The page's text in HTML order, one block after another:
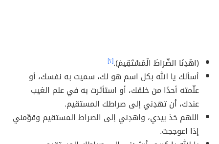
(اهْدِنَا الصِّرَاطَ الْمُسْتَقِيمَ).[٢]
أسألك يا الله بكل اسم هو لك، سميت به نفسك، أو
علّمته أحدًا من خلقك، أو استأثرت به في علم الغيب
عندك، أن تهدِني إلى صراطك المستقيم.
اللهم خذ بيدي، واهدِني إلى الصراط المستقيم وقوّمني
إذا اعوججت.